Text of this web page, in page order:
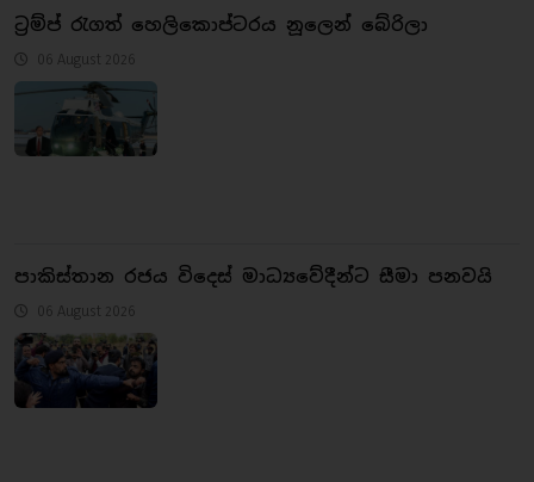
ට්‍රම්ප් රැගත් හෙලිකොප්ටරය නූලෙන් බේරිලා
06 August 2026
පාකිස්තාන රජය විදෙස් මාධ්‍යවේදීන්ට සීමා පනවයි
06 August 2026